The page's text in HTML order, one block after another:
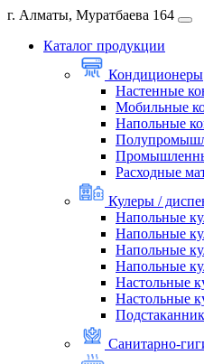
г. Алматы, Муратбаева 164
Каталог продукции
Кондиционеры
Настенные
Мобильные
Напольные
Расходные
Кулеры /
Напольные
Напольные
Напольные
Напольные
Настольные
Настольные
Санитарно-